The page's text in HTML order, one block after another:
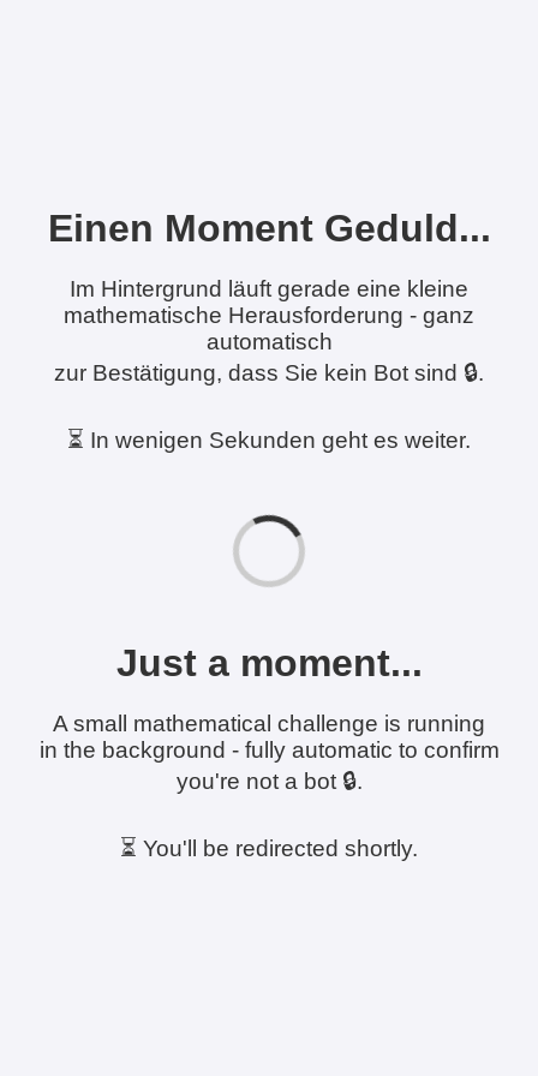
Einen Moment Geduld...
Im Hintergrund läuft gerade eine kleine
mathematische Herausforderung - ganz
automatisch
zur Bestätigung, dass Sie kein Bot sind 🔒.
⏳ In wenigen Sekunden geht es weiter.
Just a moment...
A small mathematical challenge is running
in the background - fully automatic to confirm
you're not a bot 🔒.
⏳ You'll be redirected shortly.